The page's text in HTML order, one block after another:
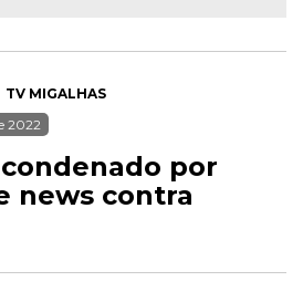
TV MIGALHAS
2022
por
news contra